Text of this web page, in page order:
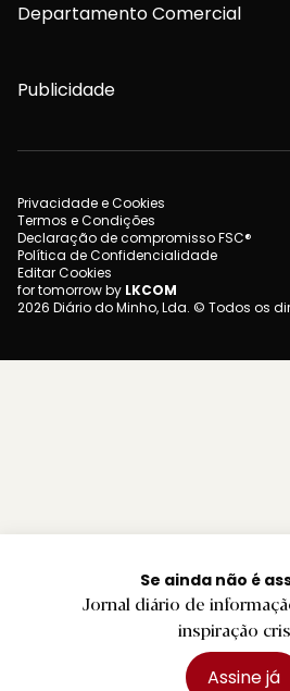
Se ainda não é
Jornal diário de
inspiração
Assine já
Departamento Comercial
Publicidade
Privacidade e Cookies
Termos e Condições
Declaração de compromisso FSC®
Política de Confidencialidade
Editar Cookies
for tomorrow by LKCOM
2026 Diário do Minho, Lda. © Todos os